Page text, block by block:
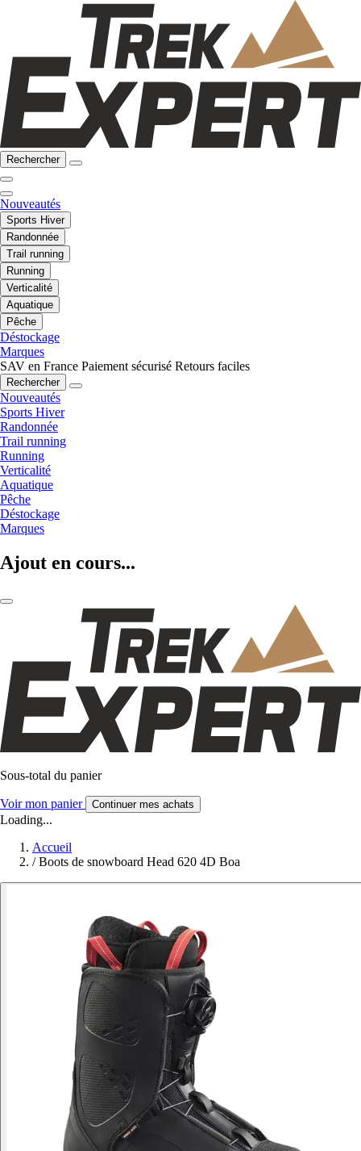
Rechercher
Nouveautés
Sports Hiver
Randonnée
Trail running
Running
Verticalité
Aquatique
Pêche
Déstockage
Marques
SAV en France Paiement sécurisé Retours faciles
Rechercher
Nouveautés
Sports Hiver
Randonnée
Trail running
Running
Verticalité
Aquatique
Pêche
Déstockage
Marques
Ajout en cours...
Sous-total du panier
Voir mon panier Continuer mes achats
Loading...
Accueil
/ Boots de snowboard Head 620 4D Boa